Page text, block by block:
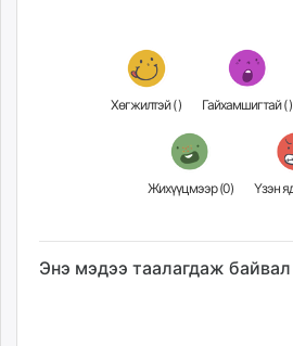
Хөгжилтэй () Гайхамшигтай ()
Жихүүцмээр (0)
Энэ мэдээ таалагдаж байвал